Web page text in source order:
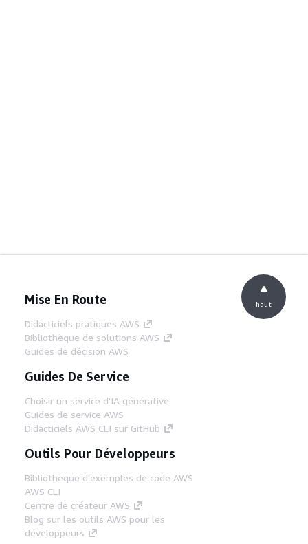
Mise En Route
Didacticiels pratiques AWS
Bibliothèque de solutions AWS
Guides de décision AWS
Guides De Service
Choisir un service d'IA générative
Guides de service AWS
Didacticiels AWS CLI sur GitHub
Outils Pour Développeurs
Bibliothèque d'exemples de code AWS
AWS CLI
Centre de créateur AWS
Blog sur les outils AWS pour les
développeurs
haut